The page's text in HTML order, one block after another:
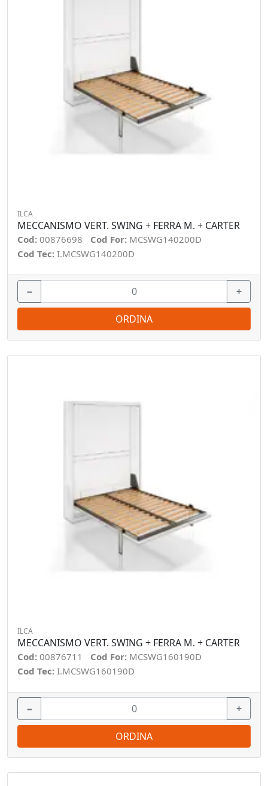
ILCA
MECCANISMO VERT. SWING + FERRA M. + CARTER
Cod: 00876698 Cod For: MCSWG140200D
Cod Tec: I.MCSWG140200D
− +
ORDINA
ILCA
MECCANISMO VERT. SWING + FERRA M. + CARTER
Cod: 00876711 Cod For: MCSWG160190D
Cod Tec: I.MCSWG160190D
− +
ORDINA